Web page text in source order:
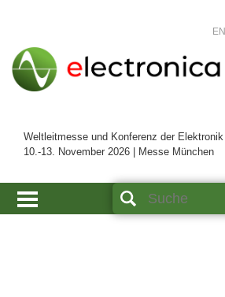
Weltleitmesse und Konferenz der Elektronik
10.-13. November 2026 | Messe München
EN